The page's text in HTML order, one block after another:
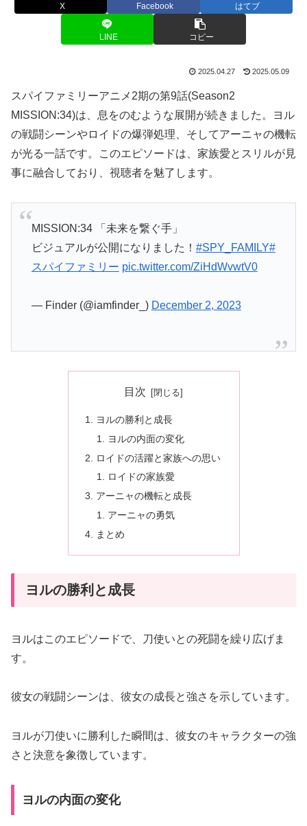
X Facebook はてブ
LINE コピー
2025.04.27 2025.05.09
スパイファミリーアニメ2期の第9話(Season2
MISSION:34)は、息をのむような展開が続きました。ヨル
の戦闘シーンやロイドの爆弾処理、そしてアーニャの機転
が光る一話です。このエピソードは、家族愛とスリルが見
事に融合しており、視聴者を魅了します。
MISSION:34 「未来を繋ぐ手」
ビジュアルが公開になりました！ #SPY_FAMILY#
スパイファミリー pic.twitter.com/ZiHdWvwtV0
— Finder (@iamfinder_) December 2, 2023
目次
ヨルの勝利と成長
ヨルの内面の変化
ロイドの活躍と家族への思い
ロイドの家族愛
アーニャの機転と成長
アーニャの勇気
まとめ
ヨルの勝利と成長
ヨルはこのエピソードで、刀使いとの死闘を繰り広げま
す。
彼女の戦闘シーンは、彼女の成長と強さを示しています。
ヨルが刀使いに勝利した瞬間は、彼女のキャラクターの強
さと決意を象徴しています。
ヨルの内面の変化